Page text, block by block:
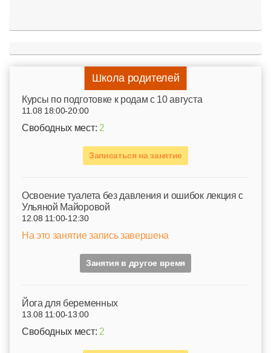
Школа родителей
Курсы по подготовке к родам c 10 августа
11.08 18:00-20:00
Свободных мест: 2
Записаться на занятие
Освоение туалета без давления и ошибок лекция с
Ульяной Майоровой
12.08 11:00-12:30
На это занятие запись завершена
Занятия в другое время
Йога для беременных
13.08 11:00-13:00
Свободных мест: 2